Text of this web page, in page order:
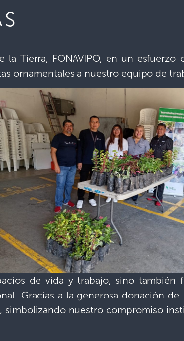
Tierra, FONAVIPO, en un esfuerzo
ornamentales a nuestro equipo de
de vida y trabajo, sino también
Gracias a la generosa donación de
simbolizando nuestro compromiso